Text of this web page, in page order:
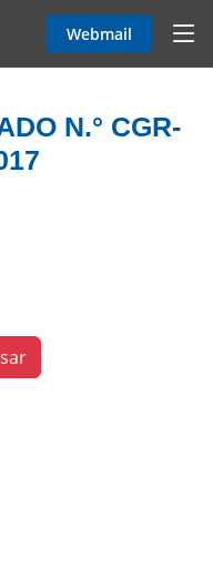
Webmail
N.° CGR-